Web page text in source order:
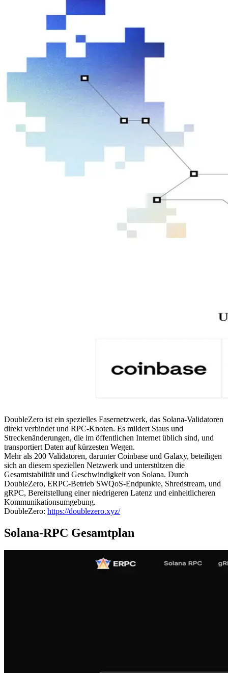
DoubleZero ist ein spezielles Fasernetzwerk, das Solana-Validatoren
direkt verbindet und RPC-Knoten. Es mildert Staus und
Streckenänderungen, die im öffentlichen Internet üblich sind, und
transportiert Daten auf kürzesten Wegen.
Mehr als 200 Validatoren, darunter Coinbase und Galaxy, beteiligen
sich an diesem speziellen Netzwerk und unterstützen die
Gesamtstabilität und Geschwindigkeit von Solana. Durch
DoubleZero, ERPC-Betrieb SWQoS-Endpunkte, Shredstream, und
gRPC, Bereitstellung einer niedrigeren Latenz und einheitlicheren
Kommunikationsumgebung.
DoubleZero: https://doublezero.xyz/
Solana-RPC Gesamtplan